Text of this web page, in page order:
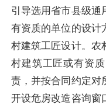
引导选用省市县级通
有资质的单位的设计
村建筑工匠设计。农
村建筑工匠或有资
责，并按合同约定对
开设危房改造咨询窗